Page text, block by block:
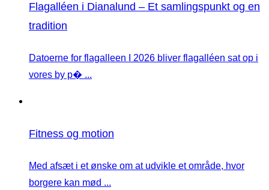
Flagalléen i Dianalund – Et samlingspunkt og en
tradition
Datoerne for flagalleen I 2026 bliver flagalléen sat op i
vores by p� ...
Fitness og motion
Med afsæt i et ønske om at udvikle et område, hvor
borgere kan mød ...